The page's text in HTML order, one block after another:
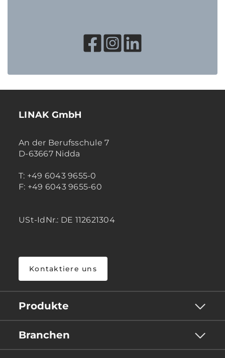
LINAK GmbH
An der Berufsschule 7
D-63667 Nidda
T: +49 6043 9655-0
F: +49 6043 9655-60
USt-IdNr.: DE 112621304
Kontaktiere uns
Produkte
Branchen